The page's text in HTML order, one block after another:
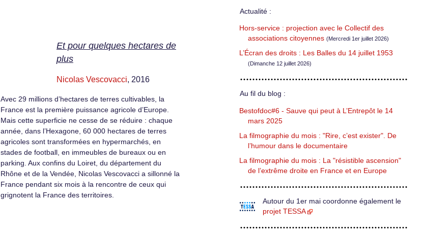
Et pour quelques hectares de
plus
Nicolas Vescovacci, 2016
Avec 29 millions d’hectares de terres cultivables, la
France est la première puissance agricole d’Europe.
Mais cette superficie ne cesse de se réduire : chaque
année, dans l’Hexagone, 60 000 hectares de terres
agricoles sont transformées en hypermarchés, en
stades de football, en immeubles de bureaux ou en
parking. Aux confins du Loiret, du département du
Rhône et de la Vendée, Nicolas Vescovacci a sillonné la
France pendant six mois à la rencontre de ceux qui
grignotent la France des territoires.
Actualité :
Hors-service : projection avec le Collectif des
associations citoyennes (Mercredi 1er juillet 2026)
L’Écran des droits : Les Balles du 14 juillet 1953
(Dimanche 12 juillet 2026)
Au fil du blog :
Bestofdoc#6 - Sauve qui peut à L’Entrepôt le 14
mars 2025
La filmographie du mois : "Rire, c’est exister". De
l’humour dans le documentaire
La filmographie du mois : La "résistible ascension"
de l’extrême droite en France et en Europe
Autour du 1er mai coordonne également le
projet TESSA